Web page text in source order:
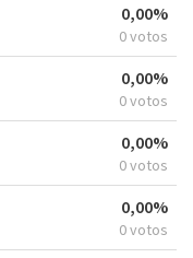
0,00%
0 votos
0,00%
0 votos
0,00%
0 votos
0,00%
0 votos